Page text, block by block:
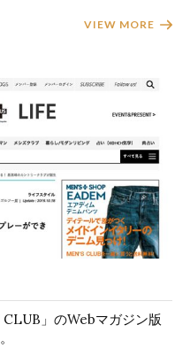
VIEW MORE
CLUB」のWebマガジン版